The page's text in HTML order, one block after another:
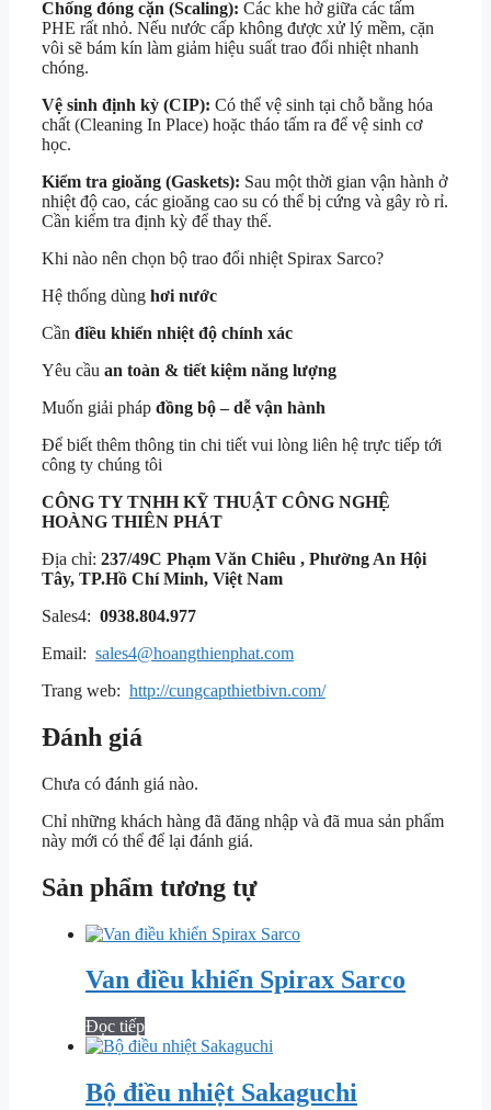
Chống đóng cặn (Scaling): Các khe hở giữa các tấm
PHE rất nhỏ. Nếu nước cấp không được xử lý mềm, cặn
vôi sẽ bám kín làm giảm hiệu suất trao đổi nhiệt nhanh
chóng.
Vệ sinh định kỳ (CIP): Có thể vệ sinh tại chỗ bằng hóa
chất (Cleaning In Place) hoặc tháo tấm ra để vệ sinh cơ
học.
Kiểm tra gioăng (Gaskets): Sau một thời gian vận hành ở
nhiệt độ cao, các gioăng cao su có thể bị cứng và gây rò rỉ.
Cần kiểm tra định kỳ để thay thế.
Khi nào nên chọn bộ trao đổi nhiệt Spirax Sarco?
Hệ thống dùng hơi nước
Cần điều khiển nhiệt độ chính xác
Yêu cầu an toàn & tiết kiệm năng lượng
Muốn giải pháp đồng bộ – dễ vận hành
Để biết thêm thông tin chi tiết vui lòng liên hệ trực tiếp tới
công ty chúng tôi
CÔNG TY TNHH KỸ THUẬT CÔNG NGHỆ
HOÀNG THIÊN PHÁT
Địa chỉ: 237/49C Phạm Văn Chiêu , Phường An Hội
Tây, TP.Hồ Chí Minh, Việt Nam
Sales4: 0938.804.977
Email: sales4@hoangthienphat.com
Trang web: http://cungcapthietbivn.com/
Đánh giá
Chưa có đánh giá nào.
Chỉ những khách hàng đã đăng nhập và đã mua sản phẩm
này mới có thể để lại đánh giá.
Sản phẩm tương tự
Van điều khiển Spirax Sarco
Đọc tiếp
Bộ điều nhiệt Sakaguchi